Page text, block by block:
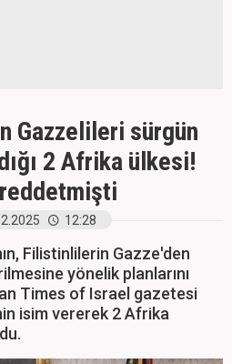
Gazzelileri sürgün
2 Afrika ülkesi!
reddetmişti
12:28
Filistinlilerin Gazze'den
yönelik planlarını
Times of Israel gazetesi
isim vererek 2 Afrika